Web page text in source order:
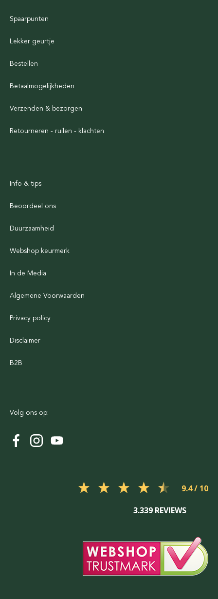
Spaarpunten
Lekker geurtje
Bestellen
Betaalmogelijkheden
Verzenden & bezorgen
Retourneren - ruilen - klachten
Info & tips
Beoordeel ons
Duurzaamheid
Webshop keurmerk
In de Media
Algemene Voorwaarden
Privacy policy
Disclaimer
B2B
Volg ons op:
9.4
3.339 REVIEWS